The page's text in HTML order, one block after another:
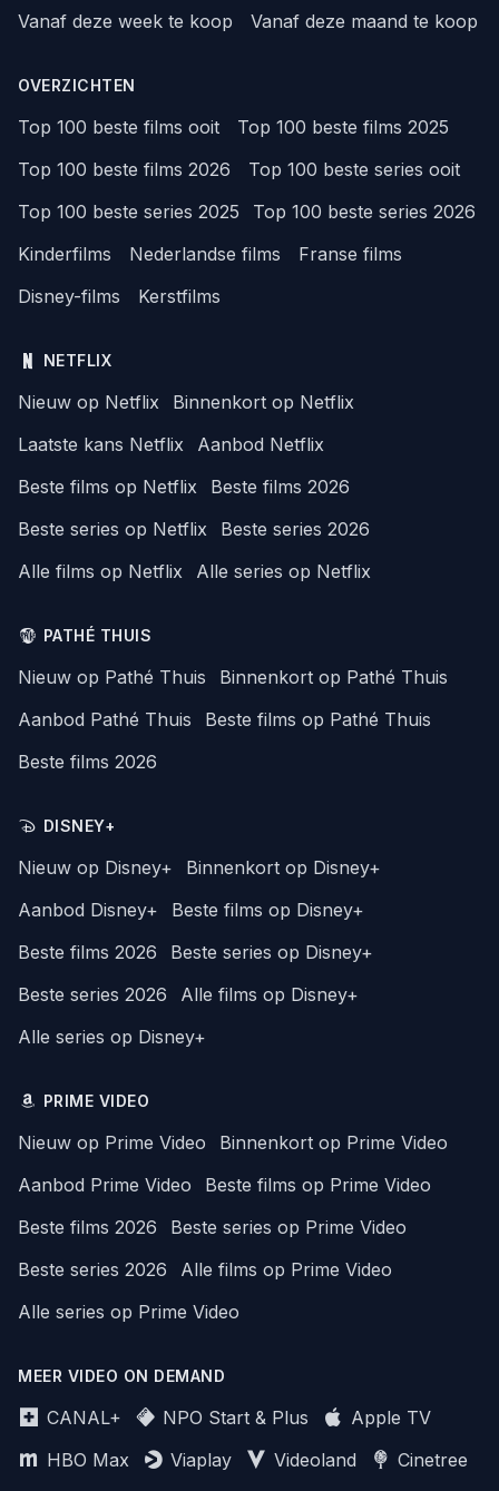
Vanaf deze week te koop
Vanaf deze maand te koop
OVERZICHTEN
Top 100 beste films ooit
Top 100 beste films 2025
Top 100 beste films 2026
Top 100 beste series ooit
Top 100 beste series 2025
Top 100 beste series 2026
Kinderfilms
Nederlandse films
Franse films
Disney-films
Kerstfilms
NETFLIX
Nieuw op Netflix
Binnenkort op Netflix
Laatste kans Netflix
Aanbod Netflix
Beste films op Netflix
Beste films 2026
Beste series op Netflix
Beste series 2026
Alle films op Netflix
Alle series op Netflix
PATHÉ THUIS
Nieuw op Pathé Thuis
Binnenkort op Pathé Thuis
Aanbod Pathé Thuis
Beste films op Pathé Thuis
Beste films 2026
DISNEY+
Nieuw op Disney+
Binnenkort op Disney+
Aanbod Disney+
Beste films op Disney+
Beste films 2026
Beste series op Disney+
Beste series 2026
Alle films op Disney+
Alle series op Disney+
PRIME VIDEO
Nieuw op Prime Video
Binnenkort op Prime Video
Aanbod Prime Video
Beste films op Prime Video
Beste films 2026
Beste series op Prime Video
Beste series 2026
Alle films op Prime Video
Alle series op Prime Video
MEER VIDEO ON DEMAND
CANAL+ NPO Start & Plus
Apple TV
HBO Max
Viaplay Videoland
Cinetree